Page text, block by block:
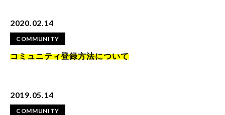
2020.02.14
COMMUNITY
コミュニティ登録方法について
2019.05.14
COMMUNITY